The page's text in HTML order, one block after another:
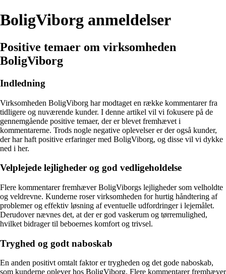
BoligViborg anmeldelser
Positive temaer om virksomheden
BoligViborg
Indledning
Virksomheden BoligViborg har modtaget en række kommentarer fra
tidligere og nuværende kunder. I denne artikel vil vi fokusere på de
gennemgående positive temaer, der er blevet fremhævet i
kommentarerne. Trods nogle negative oplevelser er der også kunder,
der har haft positive erfaringer med BoligViborg, og disse vil vi dykke
ned i her.
Velplejede lejligheder og god vedligeholdelse
Flere kommentarer fremhæver BoligViborgs lejligheder som velholdte
og veldrevne. Kunderne roser virksomheden for hurtig håndtering af
problemer og effektiv løsning af eventuelle udfordringer i lejemålet.
Derudover nævnes det, at der er god vaskerum og tørremulighed,
hvilket bidrager til beboernes komfort og trivsel.
Tryghed og godt naboskab
En anden positivt omtalt faktor er trygheden og det gode naboskab,
som kunderne oplever hos BoligViborg. Flere kommentarer fremhæver